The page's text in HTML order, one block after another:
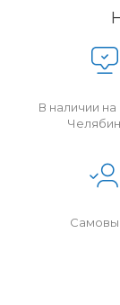
В наличии на